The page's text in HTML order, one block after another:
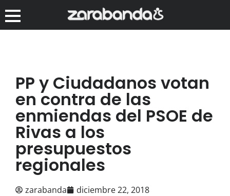
PP y Ciudadanos votan
en contra de las
enmiendas del PSOE de
Rivas a los
presupuestos
regionales
zarabanda diciembre 22, 2018